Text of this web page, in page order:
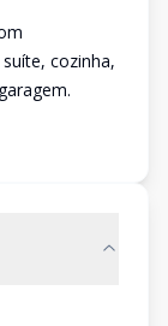
cozinha,